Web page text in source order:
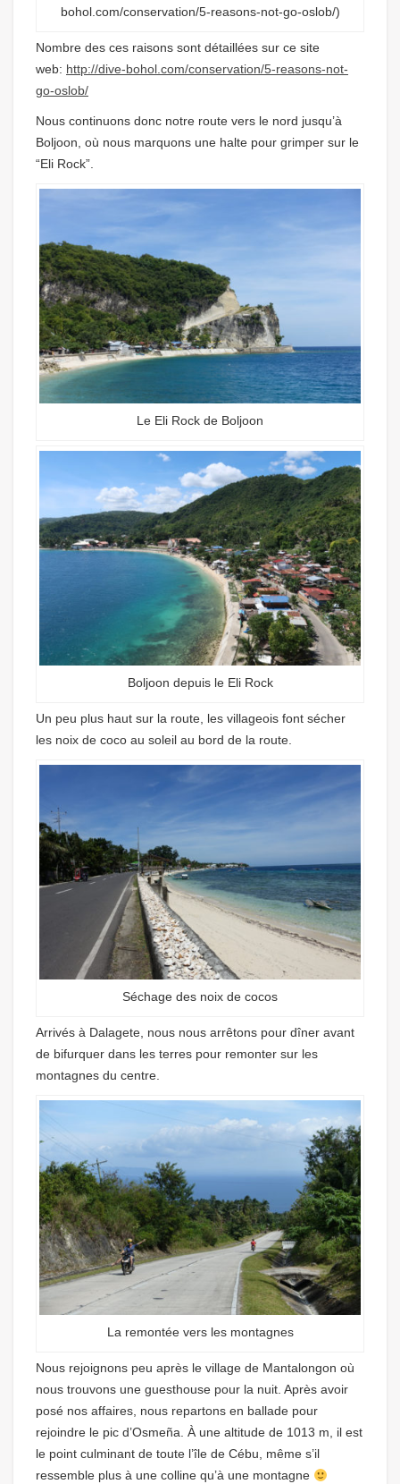
bohol.com/conservation/5-reasons-not-go-oslob/)
Nombre des ces raisons sont détaillées sur ce site
web: http://dive-bohol.com/conservation/5-reasons-not-
go-oslob/
Nous continuons donc notre route vers le nord jusqu’à
Boljoon, où nous marquons une halte pour grimper sur le
“Eli Rock”.
Le Eli Rock de Boljoon
Boljoon depuis le Eli Rock
Un peu plus haut sur la route, les villageois font sécher
les noix de coco au soleil au bord de la route.
Séchage des noix de cocos
Arrivés à Dalagete, nous nous arrêtons pour dîner avant
de bifurquer dans les terres pour remonter sur les
montagnes du centre.
La remontée vers les montagnes
Nous rejoignons peu après le village de Mantalongon où
nous trouvons une guesthouse pour la nuit. Après avoir
posé nos affaires, nous repartons en ballade pour
rejoindre le pic d’Osmeña. À une altitude de 1013 m, il est
le point culminant de toute l’île de Cébu, même s’il
ressemble plus à une colline qu’à une montagne